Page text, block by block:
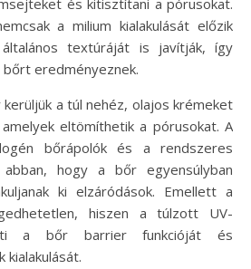
és kitisztítani a pórusokat.
a milium kialakulását előzik
textúráját is javítják, így
eredményeznek.
a túl nehéz, olajos krémeket
eltömíthetik a pórusokat. A
bőrápolók és a rendszeres
hogy a bőr egyensúlyban
ki elzáródások. Emellett a
hiszen a túlzott UV-
a bőr barrier funkcióját és
kialakulását.